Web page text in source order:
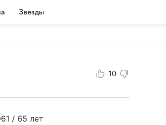
Звезды
10
/ 65 лет